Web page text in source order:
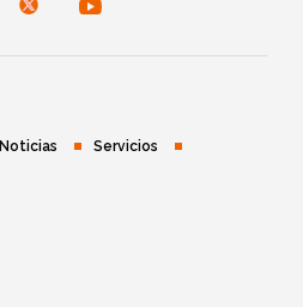
Noticias Servicios